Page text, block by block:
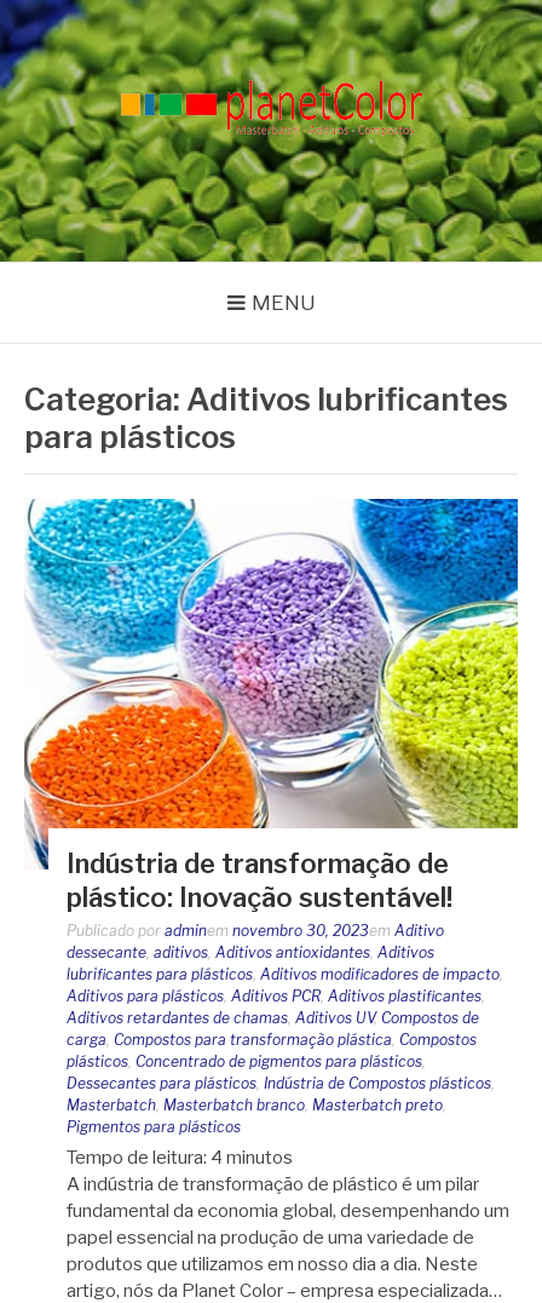
Pular
para
o
conteúdo
PLANET COLOR
Blog
MENU
Categoria: Aditivos lubrificantes
para plásticos
Indústria de transformação de
plástico: Inovação sustentável!
Publicado por adminem novembro 30, 2023em Aditivo
dessecante, aditivos, Aditivos antioxidantes, Aditivos
lubrificantes para plásticos, Aditivos modificadores de impacto,
Aditivos para plásticos, Aditivos PCR, Aditivos plastificantes,
Aditivos retardantes de chamas, Aditivos UV, Compostos de
carga, Compostos para transformação plástica, Compostos
plásticos, Concentrado de pigmentos para plásticos,
Dessecantes para plásticos, Indústria de Compostos plásticos,
Masterbatch, Masterbatch branco, Masterbatch preto,
Pigmentos para plásticos
Tempo de leitura: 4 minutos
A indústria de transformação de plástico é um pilar
fundamental da economia global, desempenhando um
papel essencial na produção de uma variedade de
produtos que utilizamos em nosso dia a dia. Neste
artigo, nós da Planet Color – empresa especializada…